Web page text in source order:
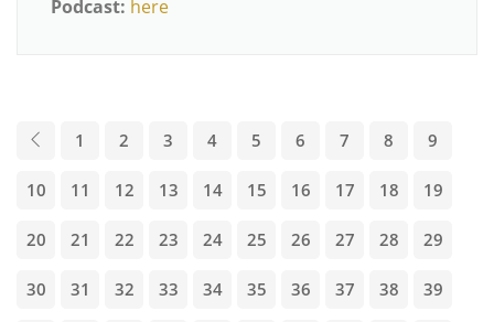
Podcast: here
1 2 3 4 5 6 7 8 9
10 11 12 13 14 15 16 17 18 19
20 21 22 23 24 25 26 27 28 29
30 31 32 33 34 35 36 37 38 39